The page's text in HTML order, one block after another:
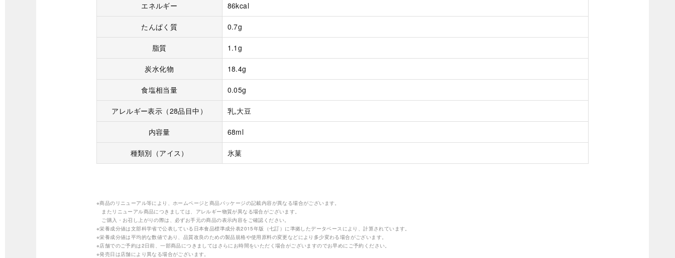
エネルギー
86kcal
たんぱく質 0.7g
脂質 1.1g
炭水化物 18.4g
食塩相当量 0.05g
アレルギー表示（28品目中） 乳,大豆
内容量 68ml
種類別（アイス） 氷菓
※商品のリニューアル等により、ホームページと商品パッケージの記載内容が異なる場合がございます。
またリニューアル商品につきましては、アレルギー物質が異なる場合がございます。
ご購入・お召し上がりの際は、必ずお手元の商品の表示内容をご確認ください。
※栄養成分値は文部科学省で公表している日本食品標準成分表2015年版（七訂）に準拠したデータベースにより、計算されています。
※栄養成分値は平均的な数値であり、品質改良のための製品規格や使用原料の変更などにより多少変わる場合がございます。
※店舗でのご予約は2日前、一部商品につきましてはさらにお時間をいただく場合がございますのでお早めにご予約ください。
※発売日は店舗により異なる場合がございます。